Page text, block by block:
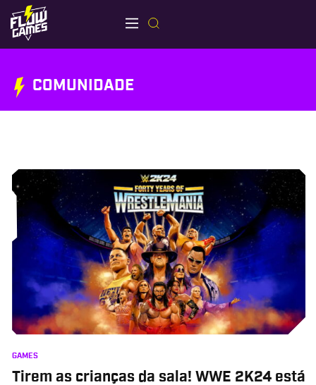
COMUNIDADE
GAMES
Tirem as crianças da sala! WWE 2K24 está